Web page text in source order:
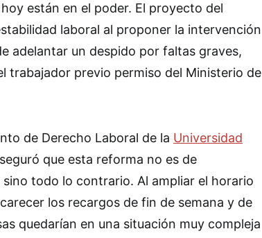
están en el poder. El proyecto del
laboral al proponer la intervención
adelantar un despido por faltas graves,
trabajador previo permiso del Ministerio de
de Derecho Laboral de la Universidad
que esta reforma no es de
todo lo contrario. Al ampliar el horario
los recargos de fin de semana y de
quedarían en una situación muy compleja